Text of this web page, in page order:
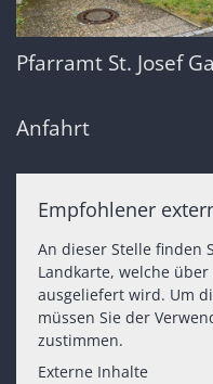
Pfarramt St. Josef
Anfahrt
Empfohlener
An dieser Stelle finden
Landkarte, welche
ausgeliefert wird. Um
müssen Sie der
zustimmen.
Externe Inhalte